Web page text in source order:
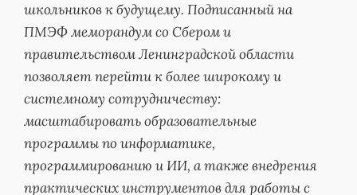
школьников к будущему. Подписанный на
ПМЭФ меморандум со Сбером и
правительством Ленинградской области
позволяет перейти к более широкому и
системному сотрудничеству:
масштабировать образовательные
программы по информатике,
программированию и ИИ, а также внедрения
практических инструментов для работы с